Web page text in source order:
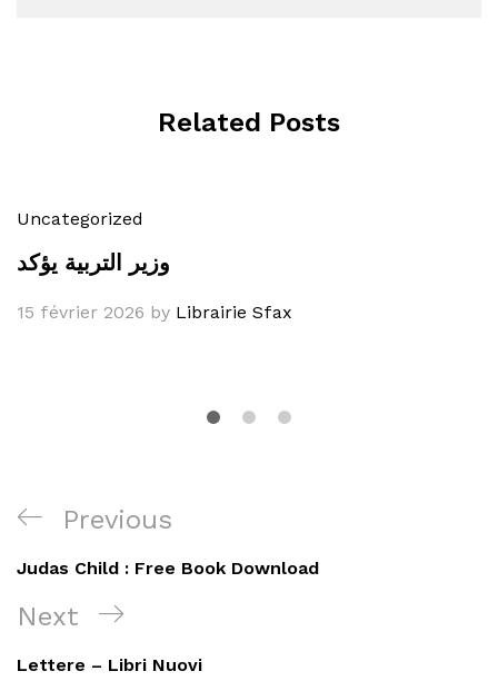
Related Posts
Uncategorized
وزير التربية يؤكد
15 février 2026 by Librairie Sfax
Navigation
de
l’article
Previous
Post
Previous
Judas Child : Free Book Download
Next
Post
Next
Lettere – Libri Nuovi